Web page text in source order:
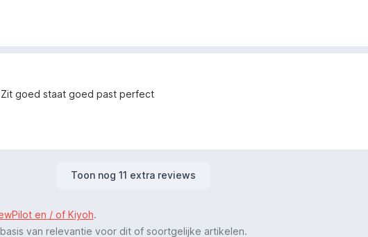
Zit goed staat goed past perfect
Toon nog 11 extra reviews
en / of Kiyoh.
van relevantie voor dit of soortgelijke artikelen.